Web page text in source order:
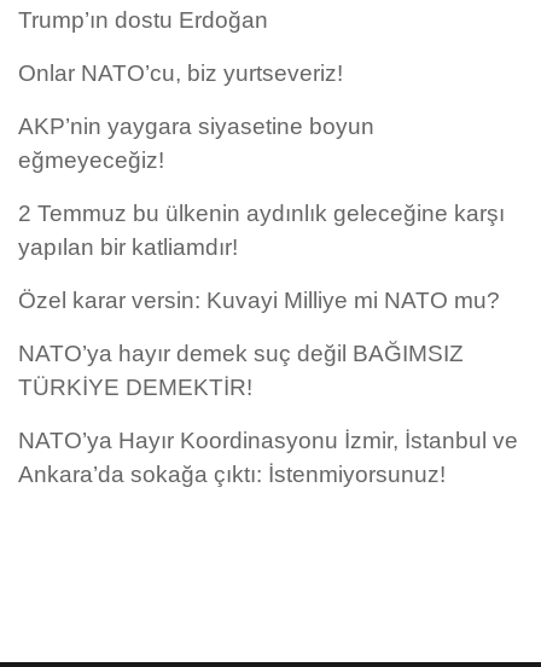
Trump’ın dostu Erdoğan
Onlar NATO’cu, biz yurtseveriz!
AKP’nin yaygara siyasetine boyun
eğmeyeceğiz!
2 Temmuz bu ülkenin aydınlık geleceğine karşı
yapılan bir katliamdır!
Özel karar versin: Kuvayi Milliye mi NATO mu?
NATO’ya hayır demek suç değil BAĞIMSIZ
TÜRKİYE DEMEKTİR!
NATO’ya Hayır Koordinasyonu İzmir, İstanbul ve
Ankara’da sokağa çıktı: İstenmiyorsunuz!